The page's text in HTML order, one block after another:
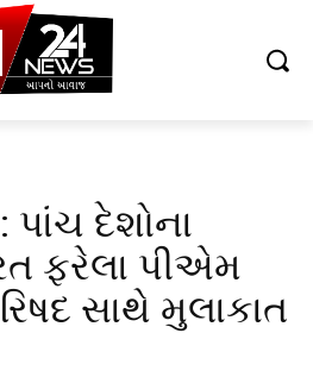
પાંચ દેશોના
ફરેલા પીએમ
સાથે મુલાકાત